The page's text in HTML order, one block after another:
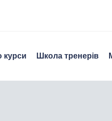
курси Школа тренерів